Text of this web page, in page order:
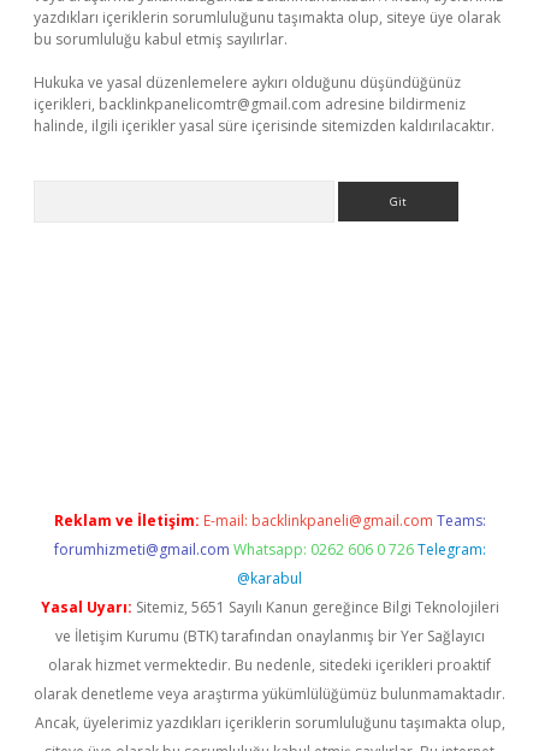
yazdıkları içeriklerin sorumluluğunu taşımakta olup, siteye üye olarak
bu sorumluluğu kabul etmiş sayılırlar.
Hukuka ve yasal düzenlemelere aykırı olduğunu düşündüğünüz
içerikleri, backlinkpanelicomtr@gmail.com adresine bildirmeniz
halinde, ilgili içerikler yasal süre içerisinde sitemizden kaldırılacaktır.
Reklam ve İletişim: E-mail: backlinkpaneli@gmail.com Teams:
forumhizmeti@gmail.com Whatsapp: 0262 606 0 726 Telegram:
@karabul
Yasal Uyarı: Sitemiz, 5651 Sayılı Kanun gereğince Bilgi Teknolojileri
ve İletişim Kurumu (BTK) tarafından onaylanmış bir Yer Sağlayıcı
olarak hizmet vermektedir. Bu nedenle, sitedeki içerikleri proaktif
olarak denetleme veya araştırma yükümlülüğümüz bulunmamaktadır.
Ancak, üyelerimiz yazdıkları içeriklerin sorumluluğunu taşımakta olup,